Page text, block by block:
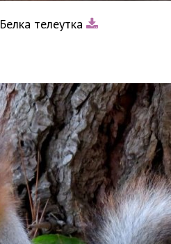
Белка телеутка